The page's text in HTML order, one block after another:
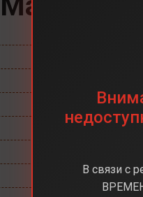
48 + 48 + 48
Apple
В связи с